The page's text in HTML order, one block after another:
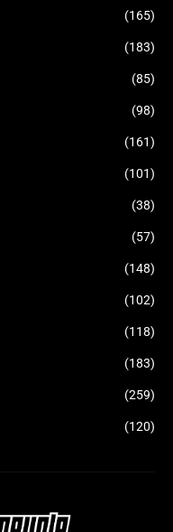
(165)
(183)
(85)
(98)
(161)
(101)
(38)
(57)
(148)
(102)
(118)
(183)
(259)
(120)